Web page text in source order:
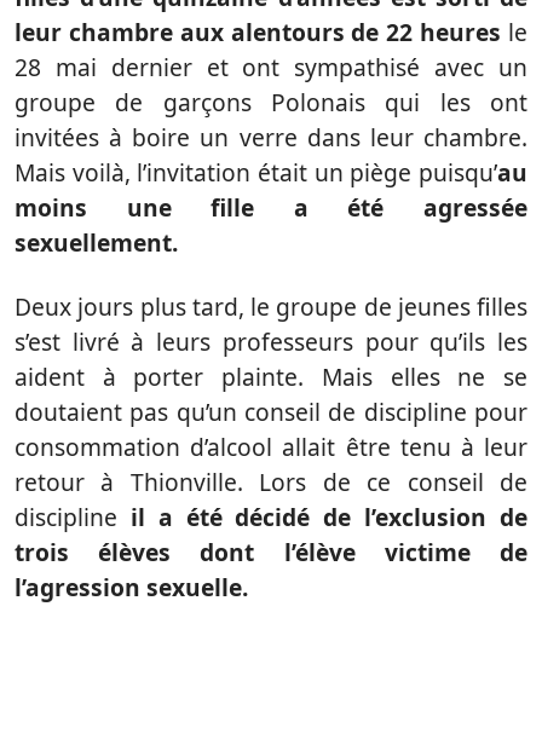
leur chambre aux alentours de 22 heures le
28 mai dernier et ont sympathisé avec un
groupe de garçons Polonais qui les ont
invitées à boire un verre dans leur chambre.
Mais voilà, l’invitation était un piège puisqu’au
moins une fille a été agressée
sexuellement.
Deux jours plus tard, le groupe de jeunes filles
s’est livré à leurs professeurs pour qu’ils les
aident à porter plainte. Mais elles ne se
doutaient pas qu’un conseil de discipline pour
consommation d’alcool allait être tenu à leur
retour à Thionville. Lors de ce conseil de
discipline il a été décidé de l’exclusion de
trois élèves dont l’élève victime de
l’agression sexuelle.